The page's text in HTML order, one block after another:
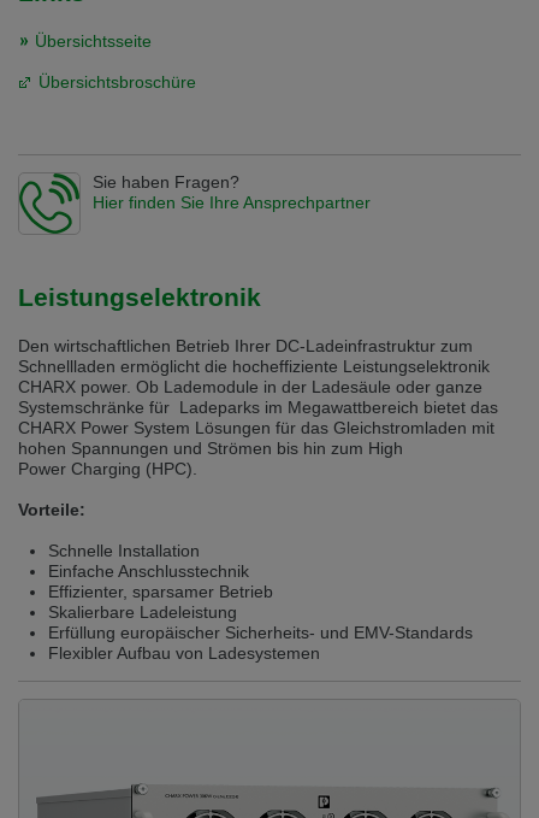
Übersichtsseite
Übersichtsbroschüre
Sie haben Fragen?
Hier finden Sie Ihre Ansprechpartner
Leistungselektronik
Den wirtschaftlichen Betrieb Ihrer DC-Ladeinfrastruktur zum
Schnellladen ermöglicht die hocheffiziente Leistungselektronik
CHARX power. Ob Lademodule in der Ladesäule oder ganze
Systemschränke für Ladeparks im Megawattbereich bietet das
CHARX Power System Lösungen für das Gleichstromladen mit
hohen Spannungen und Strömen bis hin zum High
Power Charging (HPC).
Vorteile:
Schnelle Installation
Einfache Anschlusstechnik
Effizienter, sparsamer Betrieb
Skalierbare Ladeleistung
Erfüllung europäischer Sicherheits- und EMV-Standards
Flexibler Aufbau von Ladesystemen